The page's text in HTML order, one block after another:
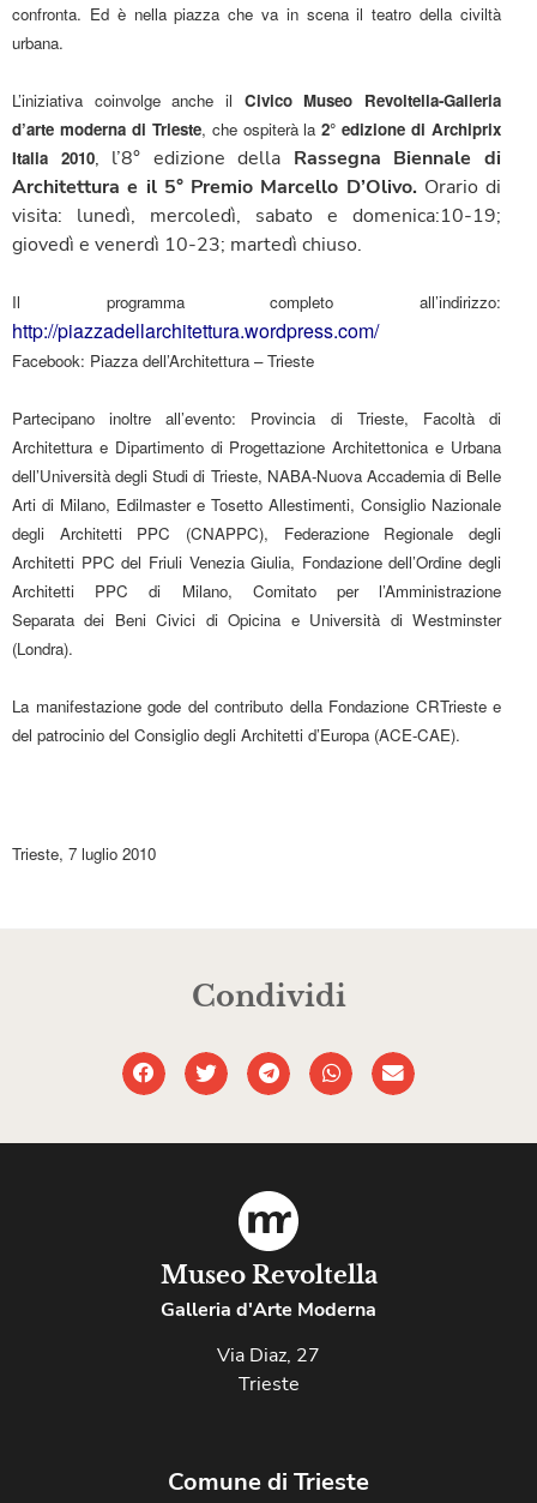
confronta. Ed è nella piazza che va in scena il teatro della civiltà
urbana.
L’iniziativa coinvolge anche il Civico Museo Revoltella-Galleria
d’arte moderna di Trieste, che ospiterà la2° edizione di Archiprix
Italia 2010, l’8° edizione della Rassegna Biennale di
Architettura e il 5° Premio Marcello D’Olivo. Orario di
visita: lunedì, mercoledì, sabato e domenica:10-19;
giovedì e venerdì 10-23; martedì chiuso.
Il programma completo all’indirizzo:
http://piazzadellarchitettura.wordpress.com/
Facebook: Piazza dell’Architettura – Trieste
Partecipano inoltre all’evento: Provincia di Trieste, Facoltà di
Architettura e Dipartimento di Progettazione Architettonica e Urbana
dell’Università degli Studi di Trieste, NABA-Nuova Accademia di Belle
Arti di Milano, Edilmaster e Tosetto Allestimenti, Consiglio Nazionale
degli Architetti PPC (CNAPPC), Federazione Regionale degli
Architetti PPC del Friuli Venezia Giulia, Fondazione dell’Ordine degli
Architetti PPC di Milano, Comitato per l’Amministrazione
Separata dei Beni Civici di Opicina e Università di Westminster
(Londra).
La manifestazione gode del contributo della Fondazione CRTrieste e
del patrocinio del Consiglio degli Architetti d’Europa (ACE-CAE).
Trieste, 7 luglio 2010
Condividi
Museo Revoltella
Galleria d'Arte Moderna
Via Diaz, 27
Trieste
Comune di Trieste